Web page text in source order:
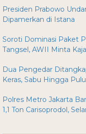
Presiden Prabowo
Dipamerkan di Istana
Soroti Dominasi Paket
Tangsel, AWII Minta
Dua Pengedar
Keras, Sabu Hingga
Polres Metro Jakarta
1,1 Ton Carisoprodol,